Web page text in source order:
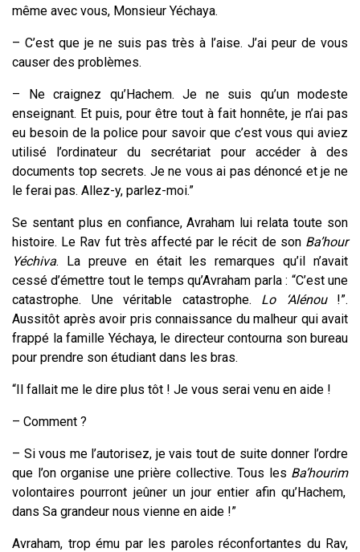
même avec vous, Monsieur Yéchaya.
– C’est que je ne suis pas très à l’aise. J’ai peur de vous
causer des problèmes.
– Ne craignez qu’Hachem. Je ne suis qu’un modeste
enseignant. Et puis, pour être tout à fait honnête, je n’ai pas
eu besoin de la police pour savoir que c’est vous qui aviez
utilisé l’ordinateur du secrétariat pour accéder à des
documents top secrets. Je ne vous ai pas dénoncé et je ne
le ferai pas. Allez-y, parlez-moi.”
Se sentant plus en confiance, Avraham lui relata toute son
histoire. Le Rav fut très affecté par le récit de son Ba’hour
Yéchiva. La preuve en était les remarques qu’il n’avait
cessé d’émettre tout le temps qu’Avraham parla : “C’est une
catastrophe. Une véritable catastrophe. Lo ‘Alénou!”.
Aussitôt après avoir pris connaissance du malheur qui avait
frappé la famille Yéchaya, le directeur contourna son bureau
pour prendre son étudiant dans les bras.
“Il fallait me le dire plus tôt ! Je vous serai venu en aide !
– Comment ?
– Si vous me l’autorisez, je vais tout de suite donner l’ordre
que l’on organise une prière collective. Tous les Ba’hourim
volontaires pourront jeûner un jour entier afin qu’Hachem,
dans Sa grandeur nous vienne en aide !”
Avraham, trop ému par les paroles réconfortantes du Rav,